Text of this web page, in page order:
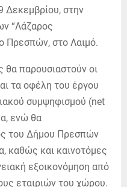
Δεκεμβρίου, στην
“Λάζαρος
Πρεσπών, στο Λαιμό.
θα παρουσιαστούν οι
τα οφέλη του έργου
συμψηφισμού (net
ενώ θα
του Δήμου Πρεσπών
καθώς και καινοτόμες
εξοικονόμηση από
εταιριών του χώρου.